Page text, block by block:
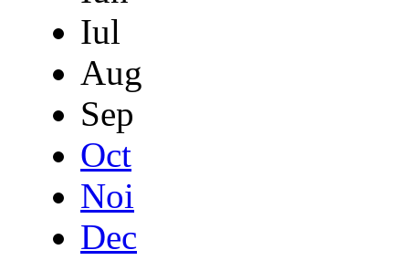
Iul
Aug
Sep
Oct
Noi
Dec